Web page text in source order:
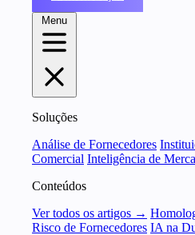
Menu
Soluções
Análise de Fornecedores
Comercial Inteligência de
Conteúdos
Ver todos os artigos →
Risco de Fornecedores IA na